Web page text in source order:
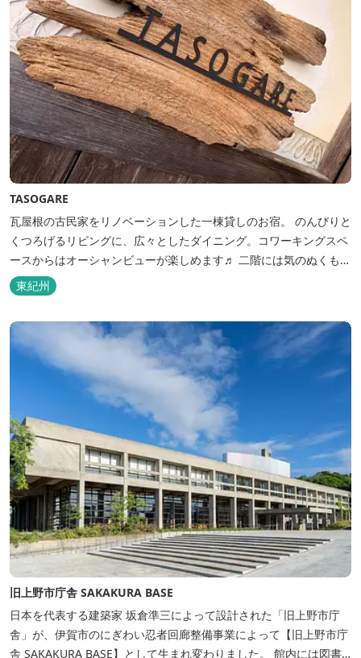
TASOGARE
瓦屋根の古民家をリノベーションした一棟貸しのお宿。 のんびりと
くつろげるリビングに、広々としたダイニング。コワーキングスペ
ースからはオーシャンビューが楽しめます♬ 二階には気のぬくもり
を感じながら、アートと読書に浸ることができる「TASOGAREの
間」があり、海を眺めながらゆったりとした時間を過ごすことがで
きます。
東紀州
旧上野市庁舎 SAKAKURA BASE
日本を代表する建築家 坂倉準三によって設計された「旧上野市庁
舎」が、伊賀市のにぎわい忍者回廊整備事業によって【旧上野市庁
舎 SAKAKURA BASE】として生まれ変わりました。 館内には図書